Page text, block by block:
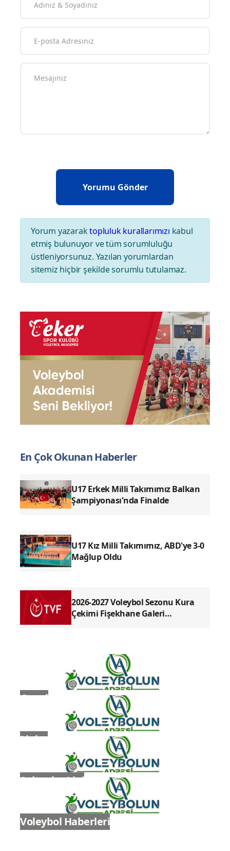
Yorum yazaraktopluluk kurallarımızı kabul
etmiş bulunuyor ve tüm sorumluluğu
üstleniyorsunuz. Yazılan yorumlardan
sitemiz hiçbir şekilde sorumlu tutulamaz.
En Çok Okunan Haberler
U17 Erkek Milli Takımımız Balkan
Şampiyonası'nda Finalde
U17 Kız Milli Takımımız, ABD'ye 3-0
Mağlup Oldu
2026-2027 Voleybol Sezonu Kura
Çekimi Fişekhane Galeri
Genel
Ligler
Sultanlar Ligi
Voleybol Haberleri